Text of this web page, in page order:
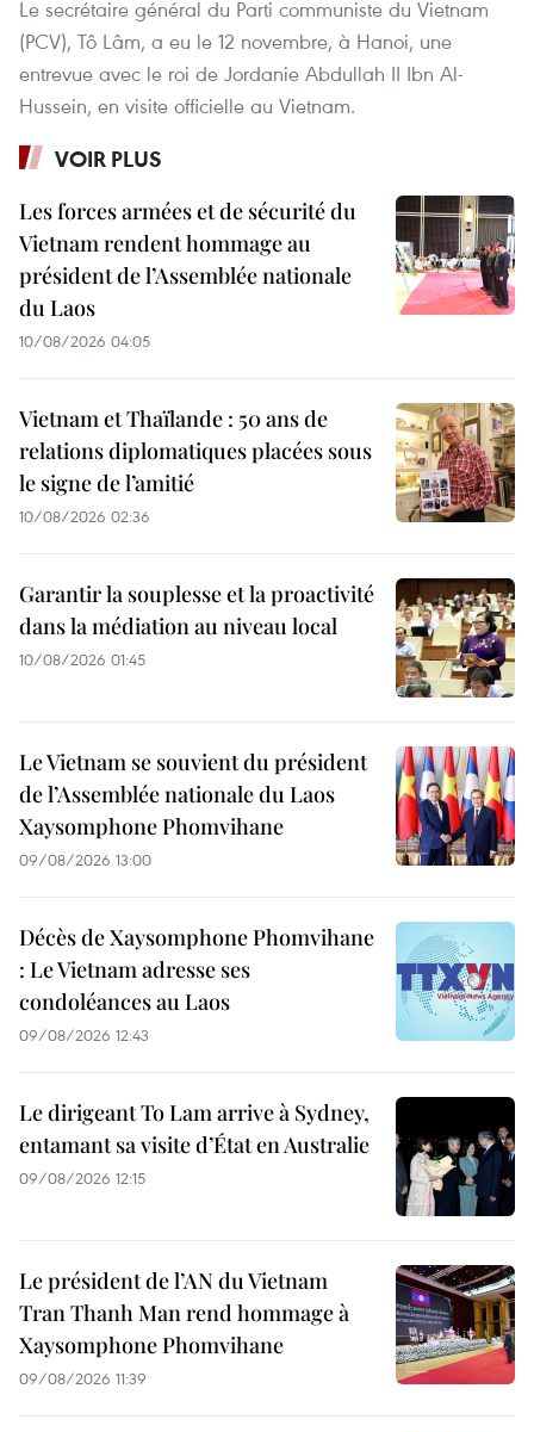
Le secrétaire général du Parti communiste du Vietnam
(PCV), Tô Lâm, a eu le 12 novembre, à Hanoi, une
entrevue avec le roi de Jordanie Abdullah II Ibn Al-
Hussein, en visite officielle au Vietnam.
VOIR PLUS
Les forces armées et de sécurité du
Vietnam rendent hommage au
président de l’Assemblée nationale
du Laos
10/08/2026 04:05
Vietnam et Thaïlande : 50 ans de
relations diplomatiques placées sous
le signe de l’amitié
10/08/2026 02:36
Garantir la souplesse et la proactivité
dans la médiation au niveau local
10/08/2026 01:45
Le Vietnam se souvient du président
de l’Assemblée nationale du Laos
Xaysomphone Phomvihane
09/08/2026 13:00
Décès de Xaysomphone Phomvihane
: Le Vietnam adresse ses
condoléances au Laos
09/08/2026 12:43
Le dirigeant To Lam arrive à Sydney,
entamant sa visite d’État en Australie
09/08/2026 12:15
Le président de l’AN du Vietnam
Tran Thanh Man rend hommage à
Xaysomphone Phomvihane
09/08/2026 11:39